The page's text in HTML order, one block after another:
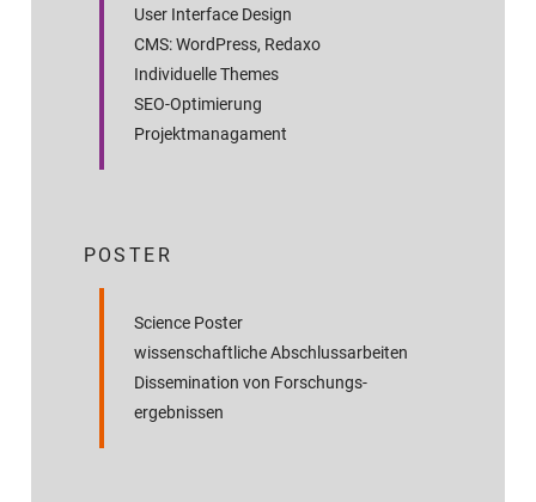
User Interface Design
CMS: WordPress, Redaxo
Individuelle Themes
SEO-Optimierung
Projektmanagament
POSTER
Science Poster
wissenschaftliche Abschluss­arbeiten
Dissemination von Forschungs­
ergebnissen